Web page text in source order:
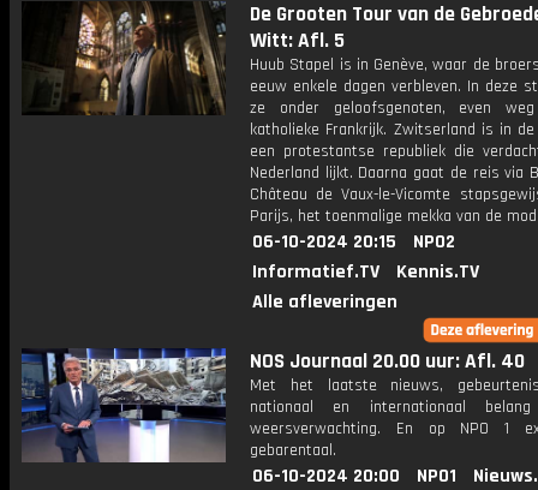
De Grooten Tour van de
Witt: Afl. 5
Huub Stapel is in Genève, waar de
eeuw enkele dagen verbleven. In deze
ze onder geloofsgenoten, even
katholieke Frankrijk. Zwitserland is in de
een protestantse republiek die
Nederland lijkt. Daarna gaat de reis via
Château de Vaux-le-Vicomte
Parijs, het toenmalige mekka van de
06-10-2024 20:15
NPO2
Informatief.TV
Kennis.TV
Alle afleveringen
NOS Journaal 20.00 uur: Afl. 40
Met het laatste nieuws,
nationaal en internationaal
weersverwachting. En op NPO 1
gebarentaal.
06-10-2024 20:00 NPO1